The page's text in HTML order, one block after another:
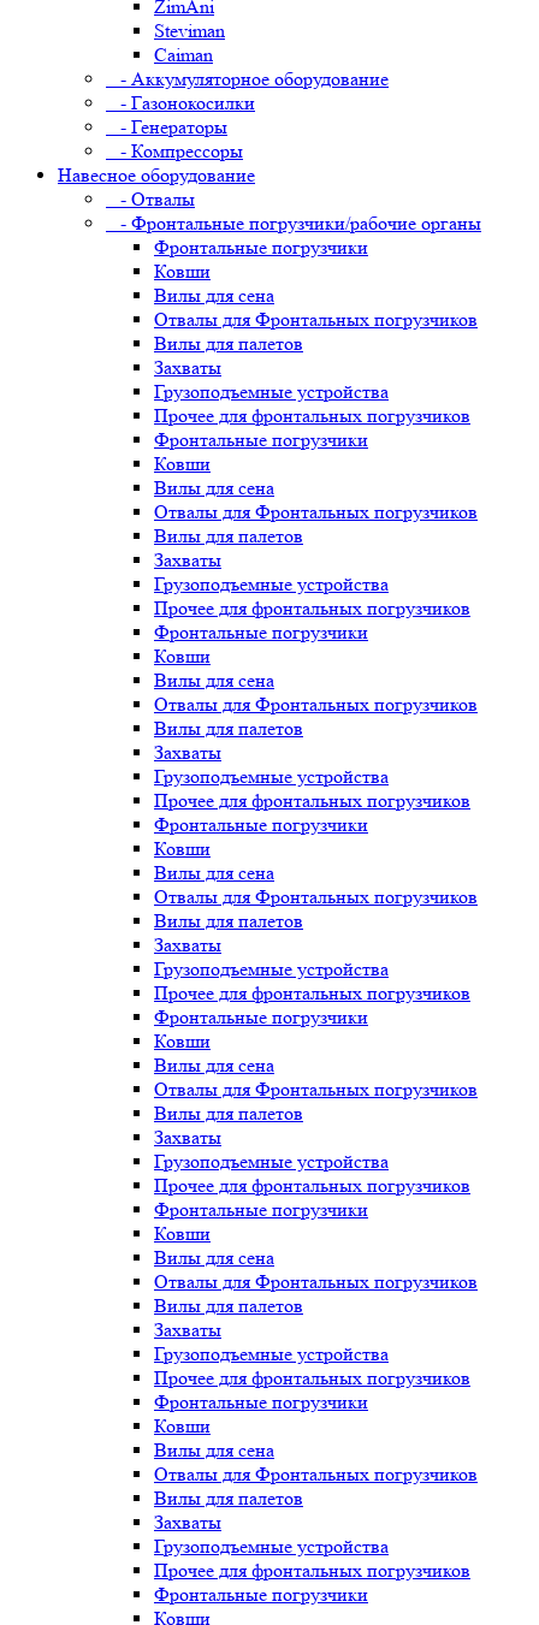
ZimAni
Steviman
Caiman
- Аккумуляторное оборудование
- Газонокосилки
- Генераторы
- Компрессоры
Навесное оборудование
- Отвалы
- Фронтальные погрузчики/рабочие органы
Фронтальные погрузчики
Ковши
Вилы для сена
Отвалы для Фронтальных погрузчиков
Вилы для палетов
Захваты
Грузоподъемные устройства
Прочее для фронтальных погрузчиков
Фронтальные погрузчики
Ковши
Вилы для сена
Отвалы для Фронтальных погрузчиков
Вилы для палетов
Захваты
Грузоподъемные устройства
Прочее для фронтальных погрузчиков
Фронтальные погрузчики
Ковши
Вилы для сена
Отвалы для Фронтальных погрузчиков
Вилы для палетов
Захваты
Грузоподъемные устройства
Прочее для фронтальных погрузчиков
Фронтальные погрузчики
Ковши
Вилы для сена
Отвалы для Фронтальных погрузчиков
Вилы для палетов
Захваты
Грузоподъемные устройства
Прочее для фронтальных погрузчиков
Фронтальные погрузчики
Ковши
Вилы для сена
Отвалы для Фронтальных погрузчиков
Вилы для палетов
Захваты
Грузоподъемные устройства
Прочее для фронтальных погрузчиков
Фронтальные погрузчики
Ковши
Вилы для сена
Отвалы для Фронтальных погрузчиков
Вилы для палетов
Захваты
Грузоподъемные устройства
Прочее для фронтальных погрузчиков
Фронтальные погрузчики
Ковши
Вилы для сена
Отвалы для Фронтальных погрузчиков
Вилы для палетов
Захваты
Грузоподъемные устройства
Прочее для фронтальных погрузчиков
Фронтальные погрузчики
Ковши